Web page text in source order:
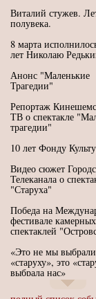
Виталий стужев.
полувека.
8 марта
лет Николаю
Анонс "Маленькие
Трагедии"
Репортаж
ТВ о спектакле
трагедии"
10 лет Фонду
Видео сюжет
Телеканала о
"Старуха"
Победа на
фестивале камерных
спектаклей
«Это не мы выбрали
«старуху», это
выбрала нас»
Иммерсивный